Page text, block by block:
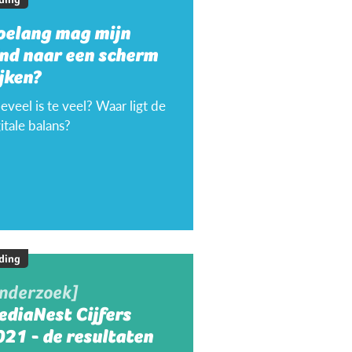
mag mijn
naar een scherm
is te veel? Waar ligt de
balans?
Cijfers
- de resultaten